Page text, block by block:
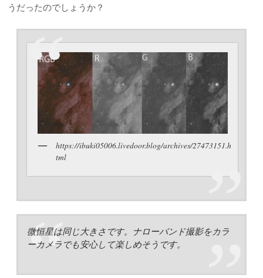
うだったのでしょうか？
https://ibuki05006.livedoor.blog/archives/27473151.h
tml
微恒星は同じ大きさです。ナローバンド撮影をカラ
ーカメラでも安心して楽しめそうです。